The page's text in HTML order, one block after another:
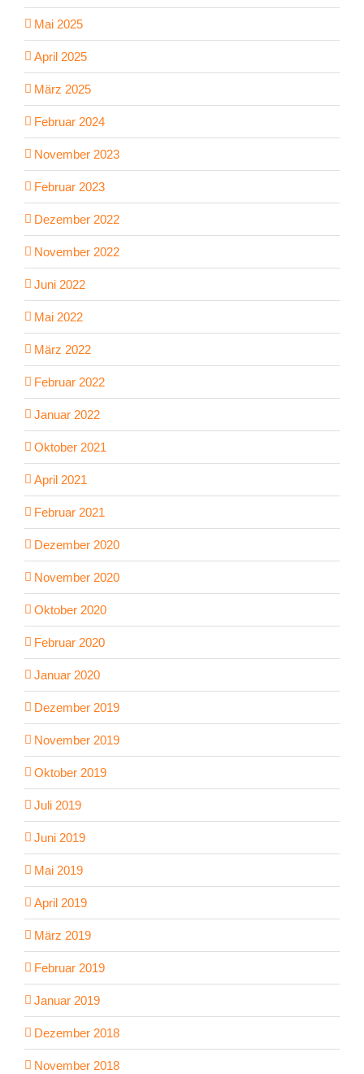
Mai 2025
April 2025
März 2025
Februar 2024
November 2023
Februar 2023
Dezember 2022
November 2022
Juni 2022
Mai 2022
März 2022
Februar 2022
Januar 2022
Oktober 2021
April 2021
Februar 2021
Dezember 2020
November 2020
Oktober 2020
Februar 2020
Januar 2020
Dezember 2019
November 2019
Oktober 2019
Juli 2019
Juni 2019
Mai 2019
April 2019
März 2019
Februar 2019
Januar 2019
Dezember 2018
November 2018